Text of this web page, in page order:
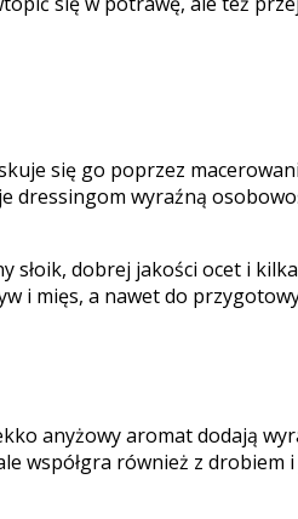
się go poprzez
wyraźną
dobrej jakości ocet i
i mięs, a nawet do
anyżowy aromat dodają
współgra również z drobiem